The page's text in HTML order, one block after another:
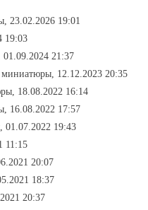
23.02.2026 19:01
19:03
21:37
12.12.2023 20:35
18.08.2022 16:14
16.08.2022 17:57
19:43
11:15
20:07
18:37
20:37